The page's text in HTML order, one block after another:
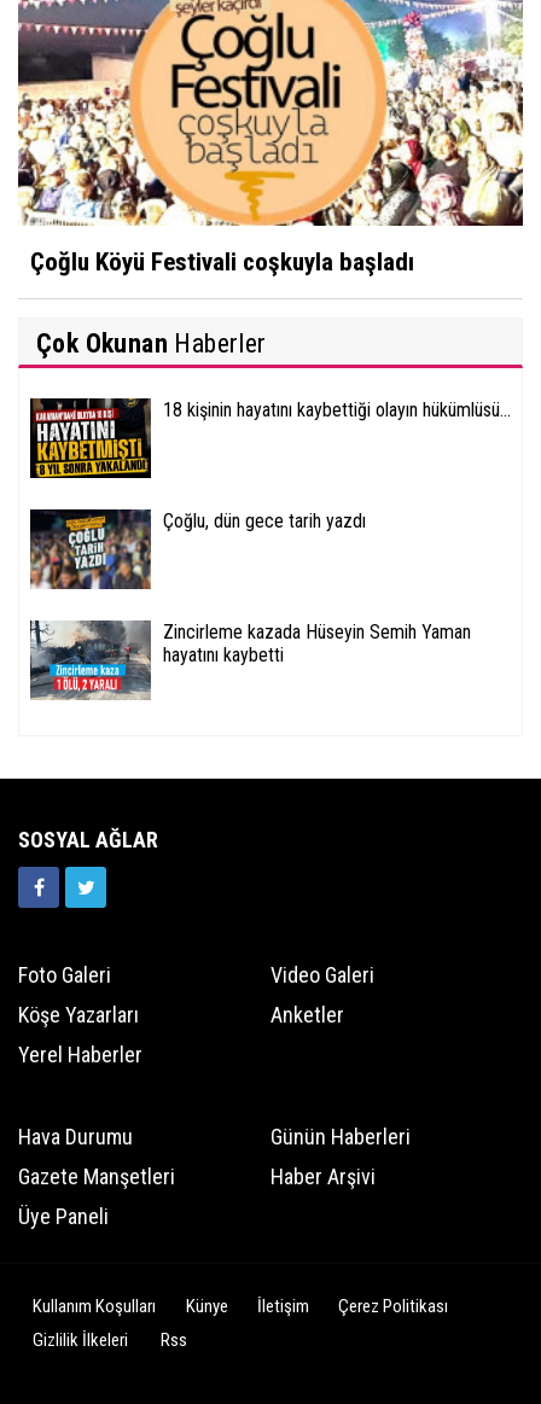
Çoğlu Köyü Festivali coşkuyla başladı
Çok Okunan Haberler
18 kişinin hayatını kaybettiği olayın hükümlüsü...
Çoğlu, dün gece tarih yazdı
Zincirleme kazada Hüseyin Semih Yaman
hayatını kaybetti
SOSYAL AĞLAR
Foto Galeri
Video Galeri
Köşe Yazarları
Anketler
Yerel Haberler
Hava Durumu
Günün Haberleri
Gazete Manşetleri
Haber Arşivi
Üye Paneli
Kullanım Koşulları Künye İletişim
Çerez Politikası
Gizlilik İlkeleri
Rss